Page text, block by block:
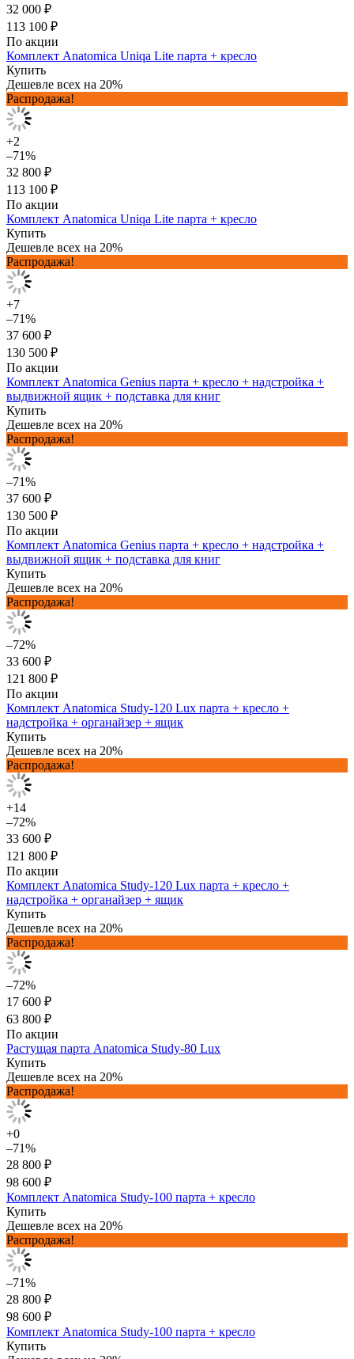
32 000 ₽
113 100 ₽
По акции
Комплект Anatomica Uniqa Lite парта + кресло
Купить
Дешевле всех на 20%
Распродажа!
+2
–71%
32 800 ₽
113 100 ₽
По акции
Комплект Anatomica Uniqa Lite парта + кресло
Купить
Дешевле всех на 20%
Распродажа!
+7
–71%
37 600 ₽
130 500 ₽
По акции
Комплект Anatomica Genius парта + кресло + надстройка +
выдвижной ящик + подставка для книг
Купить
Дешевле всех на 20%
Распродажа!
–71%
37 600 ₽
130 500 ₽
По акции
Комплект Anatomica Genius парта + кресло + надстройка +
выдвижной ящик + подставка для книг
Купить
Дешевле всех на 20%
Распродажа!
–72%
33 600 ₽
121 800 ₽
По акции
Комплект Anatomica Study-120 Lux парта + кресло +
надстройка + органайзер + ящик
Купить
Дешевле всех на 20%
Распродажа!
+14
–72%
33 600 ₽
121 800 ₽
По акции
Комплект Anatomica Study-120 Lux парта + кресло +
надстройка + органайзер + ящик
Купить
Дешевле всех на 20%
Распродажа!
–72%
17 600 ₽
63 800 ₽
По акции
Растущая парта Anatomica Study-80 Lux
Купить
Дешевле всех на 20%
Распродажа!
+0
–71%
28 800 ₽
98 600 ₽
Комплект Anatomica Study-100 парта + кресло
Купить
Дешевле всех на 20%
Распродажа!
–71%
28 800 ₽
98 600 ₽
Комплект Anatomica Study-100 парта + кресло
Купить